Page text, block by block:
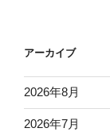
アーカイブ
2026年8月
2026年7月